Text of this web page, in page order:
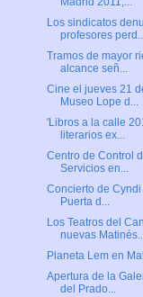
Los sindicatos
profesores
Tramos de mayor
alcance señ...
Cine el jueves 21
Museo Lope d...
'Libros a la calle
literarios ex...
Centro de Control
Servicios en...
Concierto de
Puerta d...
Los Teatros del
nuevas
Planeta Lem en
Apertura de la
del Prado...